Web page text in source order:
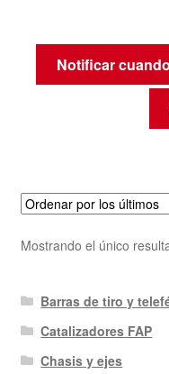
Notificar
Mostrando el único
Barras de tiro y
Catalizadores FAP
Chasis y ejes